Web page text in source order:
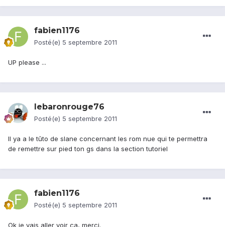
fabien1176
Posté(e) 5 septembre 2011
UP please ...
lebaronrouge76
Posté(e) 5 septembre 2011
Il ya a le tûto de slane concernant les rom nue qui te permettra
de remettre sur pied ton gs dans la section tutoriel
fabien1176
Posté(e) 5 septembre 2011
Ok je vais aller voir ça, merci.